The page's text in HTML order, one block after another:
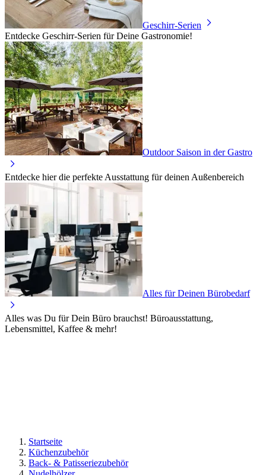
Geschirr-Serien
Entdecke Geschirr-Serien für Deine Gastronomie!
Outdoor Saison in der Gastro
Entdecke hier die perfekte Ausstattung für deinen Außenbereich
Alles für Deinen Bürobedarf
Alles was Du für Dein Büro brauchst! Büroausstattung,
Lebensmittel, Kaffee & mehr!
Startseite
Küchenzubehör
Back- & Patisseriezubehör